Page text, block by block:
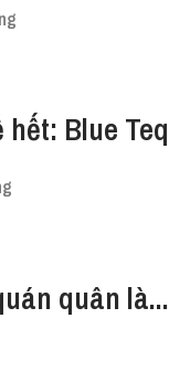
hết: Blue
quân